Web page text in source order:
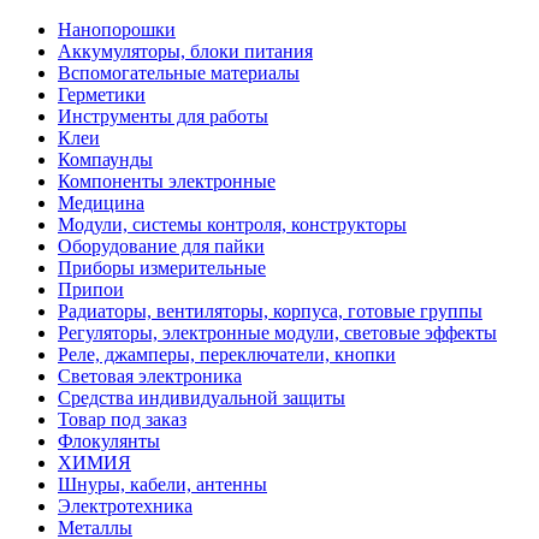
Нанопорошки
Аккумуляторы, блоки питания
Вспомогательные материалы
Герметики
Инструменты для работы
Клеи
Компаунды
Компоненты электронные
Медицина
Модули, системы контроля, конструкторы
Оборудование для пайки
Приборы измерительные
Припои
Радиаторы, вентиляторы, корпуса, готовые группы
Регуляторы, электронные модули, световые эффекты
Реле, джамперы, переключатели, кнопки
Световая электроника
Средства индивидуальной защиты
Товар под заказ
Флокулянты
ХИМИЯ
Шнуры, кабели, антенны
Электротехника
Металлы